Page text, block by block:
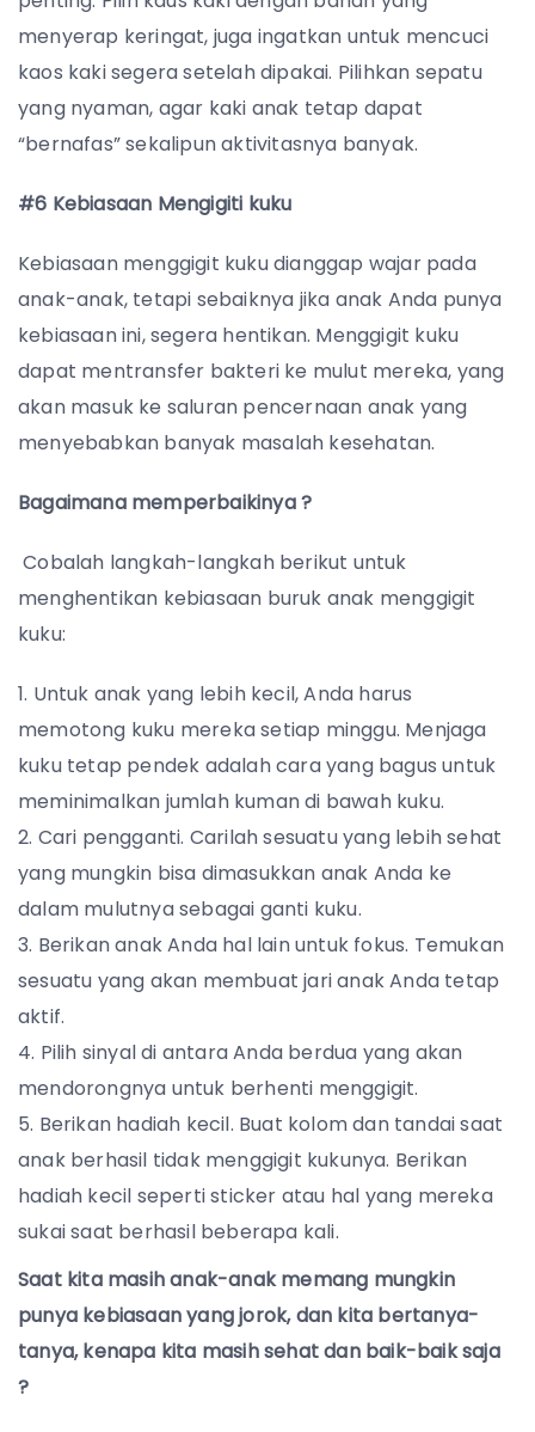
menyerap keringat, juga ingatkan untuk mencuci
kaos kaki segera setelah dipakai. Pilihkan sepatu
yang nyaman, agar kaki anak tetap dapat
“bernafas” sekalipun aktivitasnya banyak.
#6 Kebiasaan Mengigiti kuku
Kebiasaan menggigit kuku dianggap wajar pada
anak-anak, tetapi sebaiknya jika anak Anda punya
kebiasaan ini, segera hentikan. Menggigit kuku
dapat mentransfer bakteri ke mulut mereka, yang
akan masuk ke saluran pencernaan anak yang
menyebabkan banyak masalah kesehatan.
Bagaimana memperbaikinya ?
Cobalah langkah-langkah berikut untuk
menghentikan kebiasaan buruk anak menggigit
kuku:
Untuk anak yang lebih kecil, Anda harus
memotong kuku mereka setiap minggu. Menjaga
kuku tetap pendek adalah cara yang bagus untuk
meminimalkan jumlah kuman di bawah kuku.
Cari pengganti. Carilah sesuatu yang lebih sehat
yang mungkin bisa dimasukkan anak Anda ke
dalam mulutnya sebagai ganti kuku.
Berikan anak Anda hal lain untuk fokus. Temukan
sesuatu yang akan membuat jari anak Anda tetap
aktif.
Pilih sinyal di antara Anda berdua yang akan
mendorongnya untuk berhenti menggigit.
Berikan hadiah kecil. Buat kolom dan tandai saat
anak berhasil tidak menggigit kukunya. Berikan
hadiah kecil seperti sticker atau hal yang mereka
sukai saat berhasil beberapa kali.
Saat kita masih anak-anak memang mungkin
punya kebiasaan yang jorok, dan kita bertanya-
tanya, kenapa kita masih sehat dan baik-baik saja
?